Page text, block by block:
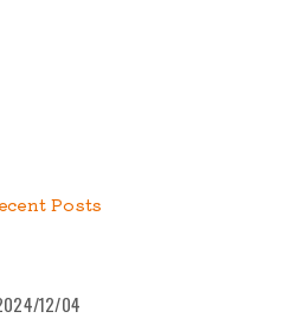
Posts
12/04